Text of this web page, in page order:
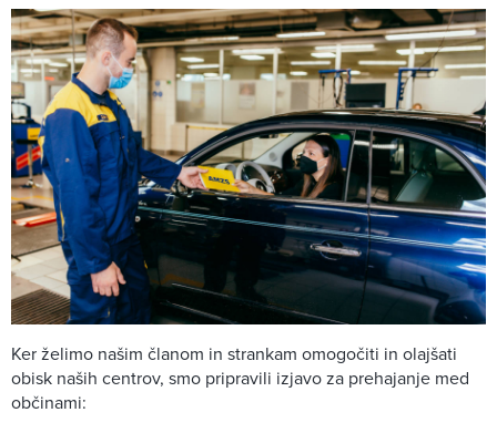
Ker želimo našim članom in strankam omogočiti in olajšati
obisk naših centrov, smo pripravili izjavo za prehajanje med
občinami: